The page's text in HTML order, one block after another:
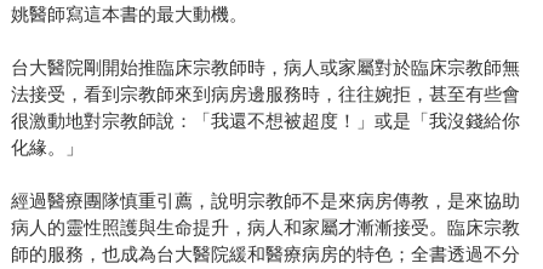
姚醫師寫這本書的最大動機。
台大醫院剛開始推臨床宗教師時，病人或家屬對於臨床宗教師無
法接受，看到宗教師來到病房邊服務時，往往婉拒，甚至有些會
很激動地對宗教師說：「我還不想被超度！」或是「我沒錢給你
化緣。」
經過醫療團隊慎重引薦，說明宗教師不是來病房傳教，是來協助
病人的靈性照護與生命提升，病人和家屬才漸漸接受。臨床宗教
師的服務，也成為台大醫院緩和醫療病房的特色；全書透過不分